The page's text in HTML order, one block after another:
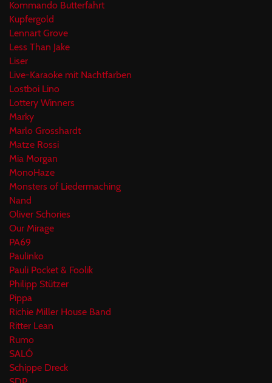
Kommando Butterfahrt
Kupfergold
Lennart Grove
Less Than Jake
Liser
Live-Karaoke mit Nachtfarben
Lostboi Lino
Lottery Winners
Marky
Marlo Grosshardt
Matze Rossi
Mia Morgan
MonoHaze
Monsters of Liedermaching
Nand
Oliver Schories
Our Mirage
PA69
Paulinko
Pauli Pocket & Foolik
Philipp Stützer
Pippa
Richie Miller House Band
Ritter Lean
Rumo
SALÓ
Schippe Dreck